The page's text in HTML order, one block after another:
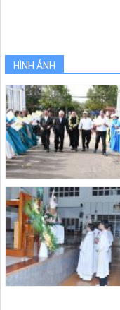
HÌNH ẢNH